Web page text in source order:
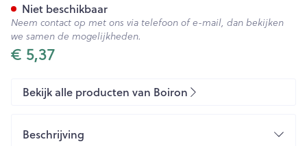
€ 5,37
Niet beschikbaar
Neem contact op met ons via telefoon of e-mail, dan bekijken
we samen de mogelijkheden.
Bekijk alle producten van Boiron
Beschrijving